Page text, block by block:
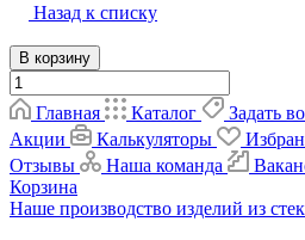
Назад к списку
В корзину
Главная Каталог Задать
Акции
Калькуляторы
Отзывы
Наша команда
Корзина
Наше производство изделий из